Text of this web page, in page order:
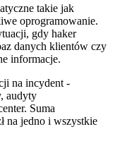
takie jak
oprogramowanie.
gdy haker
danych klientów czy
informacje.
na incydent -
audyty
Suma
na jedno i wszystkie